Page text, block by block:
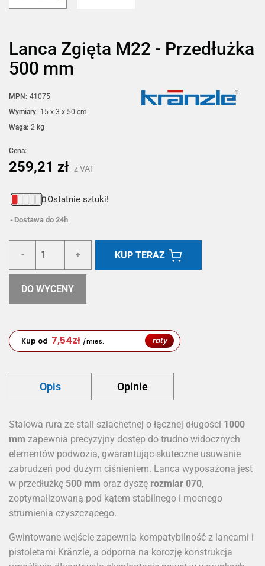
Lanca Zgięta M22 - Przedłużka
500 mm
MPN: 41075
Wymiary: 15 x 3 x 50 cm
Waga: 2 kg
Cena:
259,21 zł z VAT
Ostatnie sztuki!
Dostawa do 24h
- + KUP TERAZ
DO WYCENY
Kup od 7,54zł /mies. raty
Opis Opinie
Stalowa rura ze stali szlachetnej o łącznej długości 1000
mm zapewnia precyzyjny dostęp do trudno widocznych
elementów podwozia, gwarantując skuteczne usuwanie
zabrudzeń pod dużym ciśnieniem. Lanca wyposażona jest
w przedłużkę 500 mm oraz dyszę rozmiar 070,
zoptymalizowaną pod kątem stabilnego i mocnego
strumienia czyszczącego.
Gwintowane wejście zapewnia kompatybilność z lancami i
pistoletami Kränzle, a odporna na korozję konstrukcja